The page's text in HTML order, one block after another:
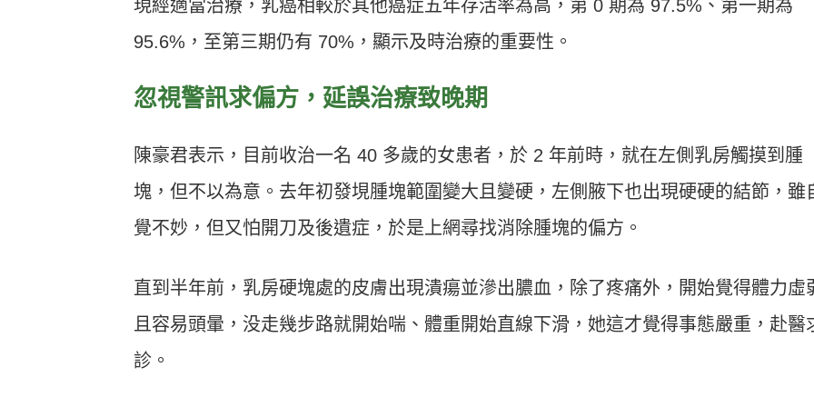
現經適當治療，乳癌相較於其他癌症五年存活率為高，第 0 期為 97.5%、第一期為
95.6%，至第三期仍有 70%，顯示及時治療的重要性。
忽視警訊求偏方，延誤治療致晚期
陳豪君表示，目前收治一名 40 多歲的女患者，於 2 年前時，就在左側乳房觸摸到腫
塊，但不以為意。去年初發垷腫塊範圍變大且變硬，左側腋下也出現硬硬的結節，雖
覺不妙，但又怕開刀及後遺症，於是上網尋找消除腫塊的偏方。
直到半年前，乳房硬塊處的皮膚出現潰瘍並滲出膿血，除了疼痛外，開始覺得體力虛
且容易頭暈，没走幾步路就開始喘、體重開始直線下滑，她這才覺得事態嚴重，赴醫
診。